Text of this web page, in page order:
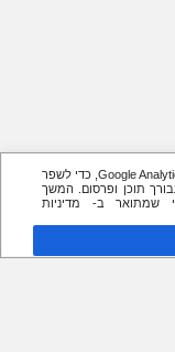
אנו משתמשים בעוגיות (Cookies) ובטכנולוגיות כמו Google Analytics, כדי לשפר
תוכן ופרסום. המשך
שמתואר ב- מדיניות